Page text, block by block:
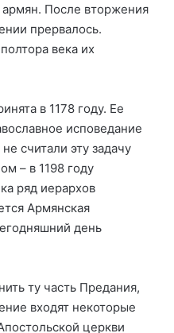
армян. После вторжения
прервалось.
века их
в 1178 году. Ее
исповедание
считали эту задачу
– в 1198 году
ряд иерархов
Армянская
день
ту часть Предания,
входят некоторые
церкви